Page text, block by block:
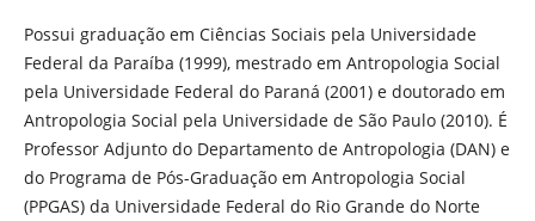
Possui graduação em Ciências Sociais pela Universidade
Federal da Paraíba (1999), mestrado em Antropologia Social
pela Universidade Federal do Paraná (2001) e doutorado em
Antropologia Social pela Universidade de São Paulo (2010). É
Professor Adjunto do Departamento de Antropologia (DAN) e
do Programa de Pós-Graduação em Antropologia Social
(PPGAS) da Universidade Federal do Rio Grande do Norte